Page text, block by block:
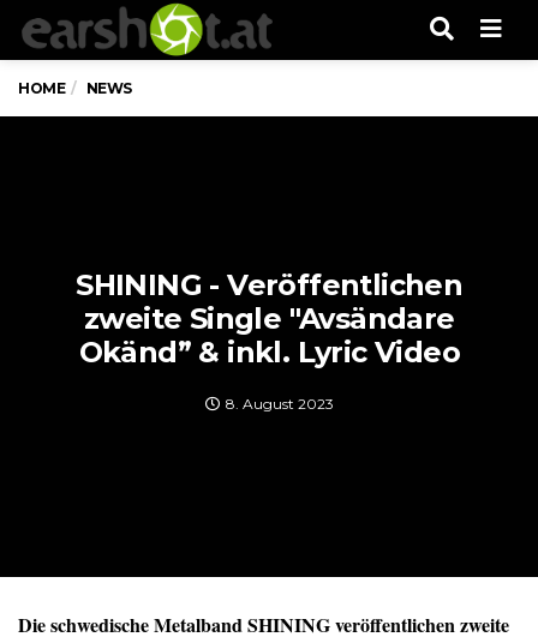
HOME NEWS
SHINING - Veröffentlichen
zweite Single "Avsändare
Okänd” & inkl. Lyric Video
8. August 2023
Die schwedische Metalband SHINING veröffentlichen zweite